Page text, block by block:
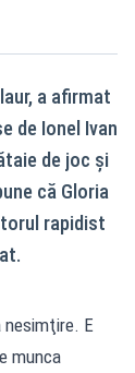
a afirmat
de Ionel Ivan
de joc şi
că Gloria
rapidist
nesimţire. E
munca